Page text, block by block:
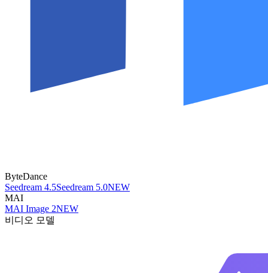
ByteDance
Seedream 4.5Seedream 5.0NEW
MAI
MAI Image 2NEW
비디오 모델